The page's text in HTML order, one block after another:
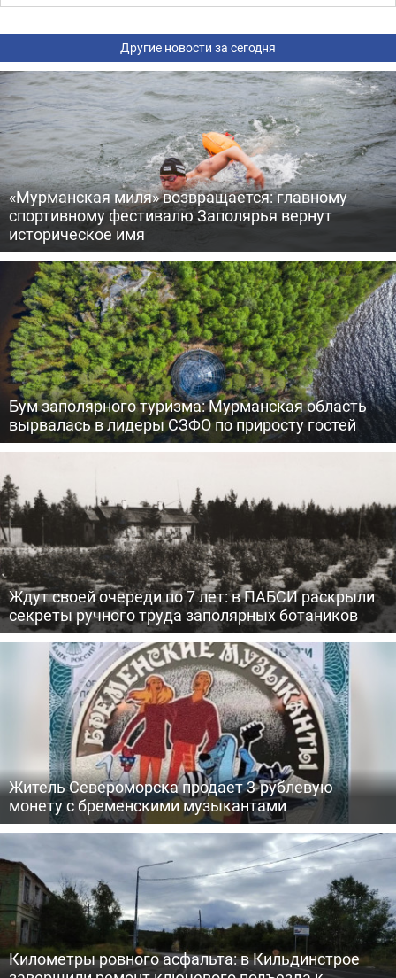
Другие новости за сегодня
«Мурманская миля» возвращается: главному
спортивному фестивалю Заполярья вернут
историческое имя
Бум заполярного туризма: Мурманская область
вырвалась в лидеры СЗФО по приросту гостей
Ждут своей очереди по 7 лет: в ПАБСИ раскрыли
секреты ручного труда заполярных ботаников
Житель Североморска продает 3-рублевую
монету с бременскими музыкантами
Километры ровного асфальта: в Кильдинстрое